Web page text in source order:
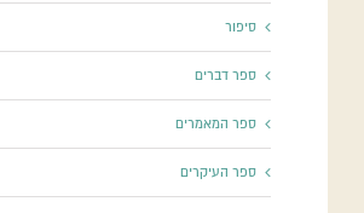
סיפור
ספר דברים
ספר המאמרים
ספר העיקרים